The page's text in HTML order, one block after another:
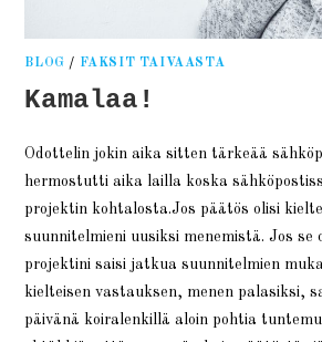
BLOG / FAKSIT TAIVAASTA
Kamalaa!
Odottelin jokin aika sitten tärkeää
hermostutti aika lailla koska
projektin kohtalosta.Jos päätös olisi
suunnitelmieni uusiksi menemistä. Jos se
projektini saisi jatkua suunnitelmien
kielteisen vastauksen, menen palasiksi,
päivänä koiralenkillä aloin pohtia